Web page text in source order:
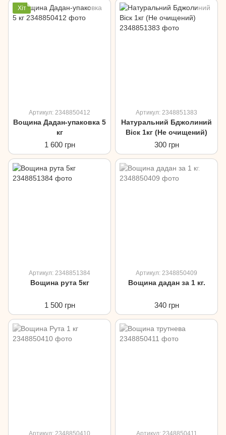
Хіт
Артикул: 2348850412
Вощина Дадан-упаковка 5
кг
1 600 грн
Артикул: 2348851383
Натуральний Бджолиний
Віск 1кг (Не очищений)
300 грн
Артикул: 2348851384
Вощина рута 5кг
1 500 грн
Артикул: 2348850409
Вощина дадан за 1 кг.
340 грн
Артикул: 2348850410 Артикул: 2348850411